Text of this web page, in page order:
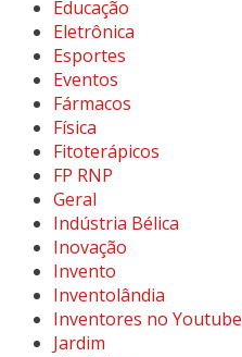
Educação
Eletrônica
Esportes
Eventos
Fármacos
Física
Fitoterápicos
FP RNP
Geral
Indústria Bélica
Inovação
Invento
Inventolândia
Inventores no Youtube
Jardim